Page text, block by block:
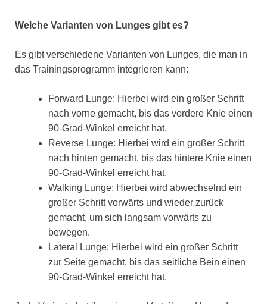
Welche Varianten von Lunges gibt es?
Es gibt verschiedene Varianten von Lunges, die man in
das Trainingsprogramm integrieren kann:
Forward Lunge: Hierbei wird ein großer Schritt
nach vorne gemacht, bis das vordere Knie einen
90-Grad-Winkel erreicht hat.
Reverse Lunge: Hierbei wird ein großer Schritt
nach hinten gemacht, bis das hintere Knie einen
90-Grad-Winkel erreicht hat.
Walking Lunge: Hierbei wird abwechselnd ein
großer Schritt vorwärts und wieder zurück
gemacht, um sich langsam vorwärts zu
bewegen.
Lateral Lunge: Hierbei wird ein großer Schritt
zur Seite gemacht, bis das seitliche Bein einen
90-Grad-Winkel erreicht hat.